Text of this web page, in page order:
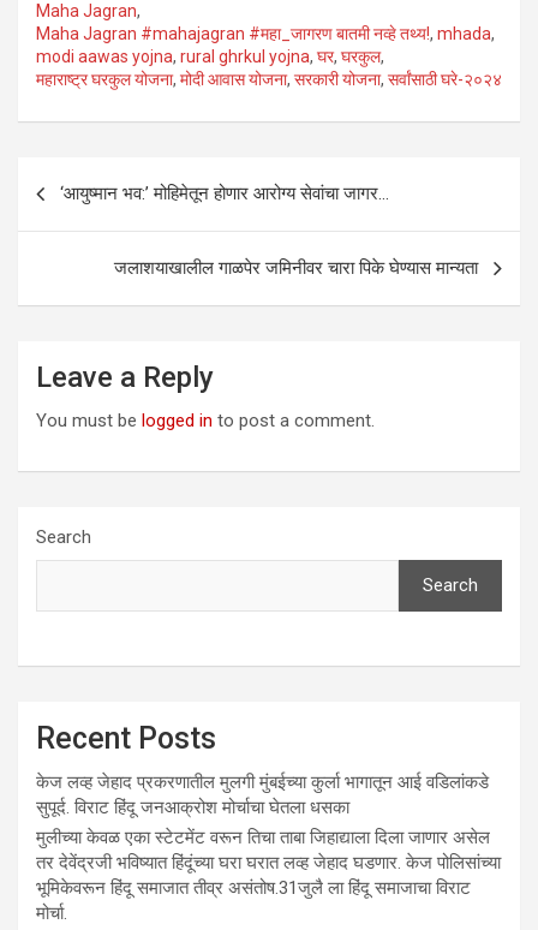
Maha Jagran,
Maha Jagran #mahajagran #महा_जागरण बातमी नव्हे तथ्य!, mhada,
modi aawas yojna, rural ghrkul yojna, घर, घरकुल,
महाराष्ट्र घरकुल योजना, मोदी आवास योजना, सरकारी योजना, सर्वांसाठी घरे-२०२४
navigation
‘आयुष्मान भव:’ मोहिमेतून होणार आरोग्य सेवांचा जागर…
जलाशयाखालील गाळपेर जमिनीवर चारा पिके घेण्यास मान्यता
Leave a Reply
You must be logged in to post a comment.
Search
Search
Recent Posts
केज लव्ह जेहाद प्रकरणातील मुलगी मुंबईच्या कुर्ला भागातून आई वडिलांकडे
सुपूर्द. विराट हिंदू जनआक्रोश मोर्चाचा घेतला धसका
मुलीच्या केवळ एका स्टेटमेंट वरून तिचा ताबा जिहाद्याला दिला जाणार असेल
तर देवेंद्रजी भविष्यात हिंदूंच्या घरा घरात लव्ह जेहाद घडणार. केज पोलिसांच्या
भूमिकेवरून हिंदू समाजात तीव्र असंतोष.31जुलै ला हिंदू समाजाचा विराट
मोर्चा.